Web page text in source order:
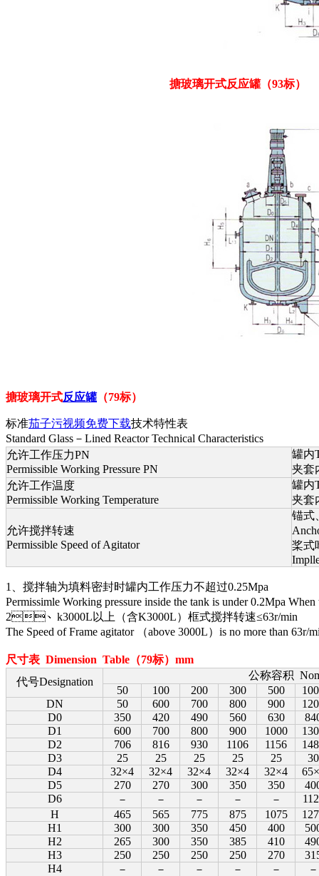
搪玻璃开式反应罐（93标）
搪玻璃开式反应罐（79标）
标准茄子污视频免费下载技术特性表
Standard Glass－Lined Reactor Technical Characteristics
允许工作压力PN
Permissible Working Pressure PN
罐内
夹套
允许工作温度
Permissible Working Temperature
罐内
夹套
允许搅拌转速
Permissible Speed of Agitator
锚式
桨式
1、搅拌轴为填料密封时罐内工作压力不超过0.25Mpa
Permissimle Working pressure inside the tank is under 0.2Mpa
2、k3000L以上（含K3000L）框式搅拌转速≤63r/min
The Speed of Frame agitator （above 3000L）is no more than 63r/
尺寸表 Dimension Table（79标）mm
代号Designation
公称容积
50
100 200 300 500
DN
50 600 700 800 900
D0
350 420 490 560 630
D1
600 700 800 900 1000
D2
706 816 930 1106 1156
D3
25 25 25 25 25
30
D4
32×4 32×4 32×4 32×4 32×4
D5
270 270 300 350 350
D6
－ － － － －
H
465 565 775 875 1075
H1
300 300 350 450 400
H2
265 300 350 385 410
H3
250 250 250 250 270
H4
－ － － － － －